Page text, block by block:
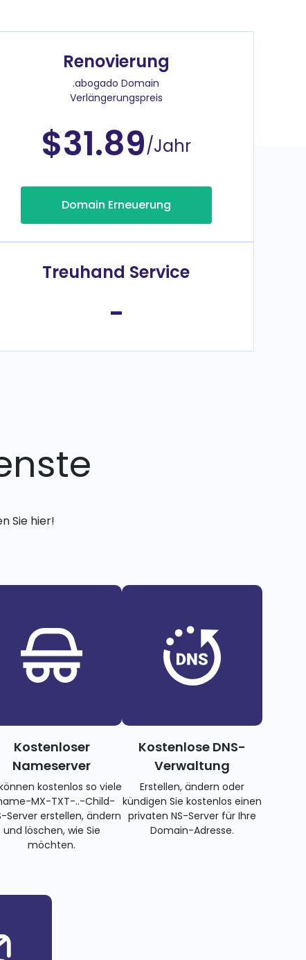
Renovierung
.abogado Domain
Verlängerungspreis
$31.89/Jahr
Domain Erneuerung
Treuhand Service
-
Sie hier!
Kostenloser
Nameserver
kostenlos so viele
MX-TXT-..-Child-
Server erstellen, ändern
und löschen, wie Sie
möchten.
Kostenlose DNS-
Verwaltung
Erstellen, ändern oder
kündigen Sie kostenlos einen
privaten NS-Server für Ihre
Domain-Adresse.